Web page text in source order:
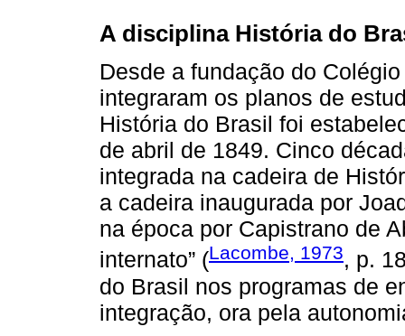
A disciplina História do
Desde a fundação do
integraram os planos de
História do Brasil foi
de abril de 1849. Cinco
integrada na cadeira de
a cadeira inaugurada por
na época por Capistrano de
internato” (Lacombe, 1973, p.
do Brasil nos programas de
integração, ora pela